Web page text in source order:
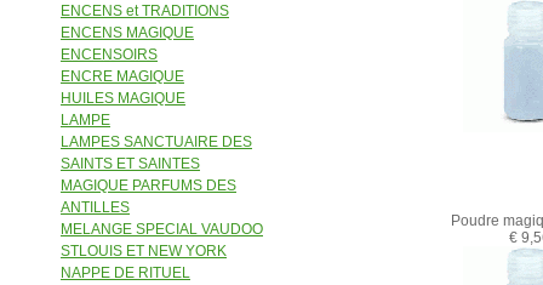
ENCENS et TRADITIONS
ENCENS MAGIQUE
ENCENSOIRS
ENCRE MAGIQUE
HUILES MAGIQUE
LAMPE
LAMPES SANCTUAIRE DES
SAINTS ET SAINTES
MAGIQUE PARFUMS DES
ANTILLES
MELANGE SPECIAL VAUDOO
STLOUIS ET NEW YORK
NAPPE DE RITUEL
Poudre
€